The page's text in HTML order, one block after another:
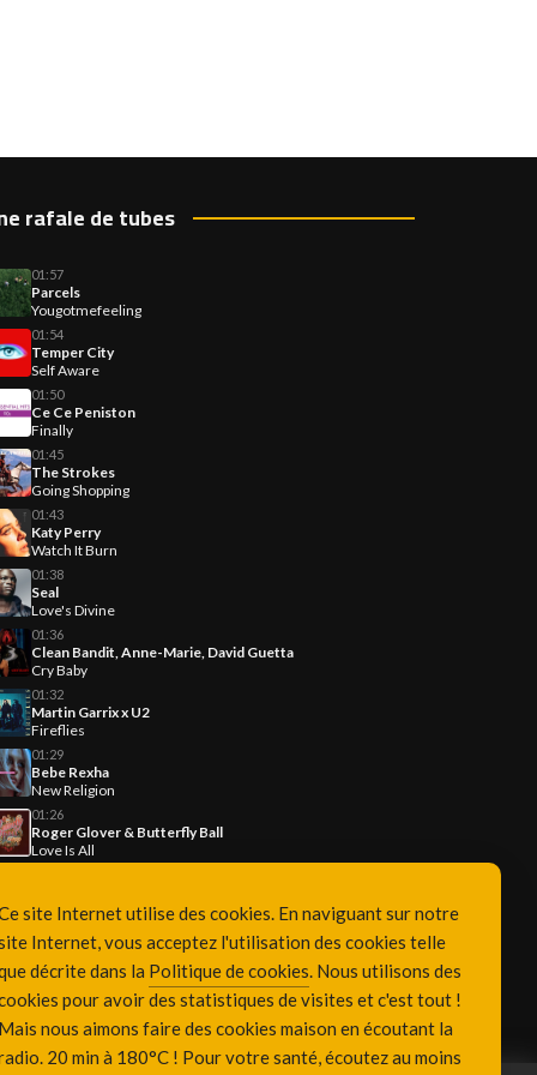
rafale de tubes
01:57
Parcels
Yougotmefeeling
01:54
Temper City
Self Aware
01:50
Ce Ce Peniston
Finally
01:45
The Strokes
Going Shopping
01:43
Katy Perry
Watch It Burn
01:38
Seal
Love's Divine
01:36
Clean Bandit, Anne-Marie, David Guetta
Cry Baby
01:32
Martin Garrix x U2
Fireflies
01:29
Bebe Rexha
New Religion
01:26
Roger Glover & Butterfly Ball
Love Is All
site Internet utilise des cookies. En naviguant sur notre
Internet, vous acceptez l'utilisation des cookies telle
décrite dans la Politique de cookies. Nous utilisons des
pour avoir des statistiques de visites et c'est tout !
nous aimons faire des cookies maison en écoutant la
20 min à 180°C ! Pour votre santé, écoutez au moins